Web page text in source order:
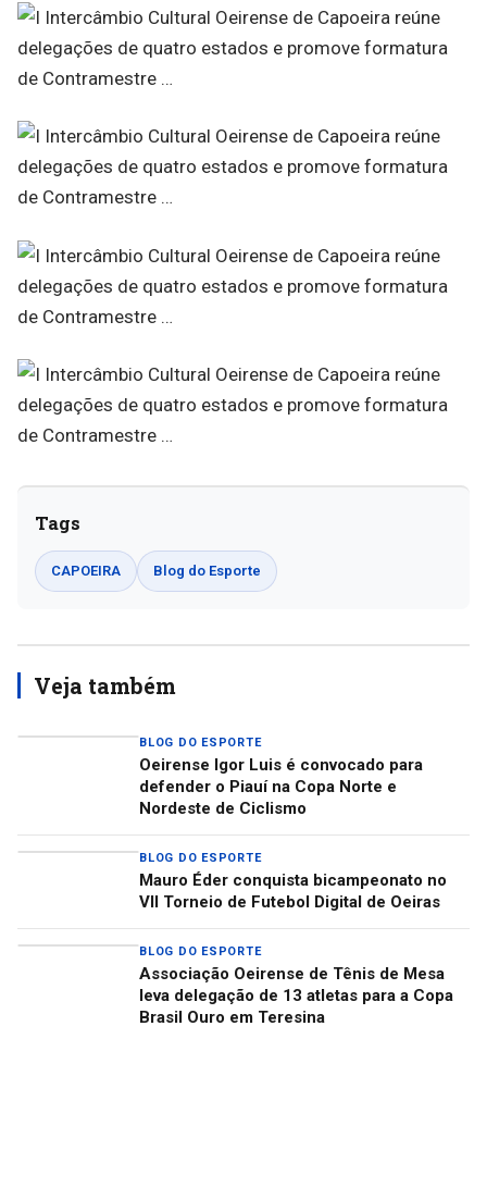
Tags
CAPOEIRA Blog do Esporte
Veja também
BLOG DO ESPORTE
Oeirense Igor Luis é convocado para
defender o Piauí na Copa Norte e
Nordeste de Ciclismo
BLOG DO ESPORTE
Mauro Éder conquista bicampeonato no
VII Torneio de Futebol Digital de Oeiras
BLOG DO ESPORTE
Associação Oeirense de Tênis de Mesa
leva delegação de 13 atletas para a Copa
Brasil Ouro em Teresina